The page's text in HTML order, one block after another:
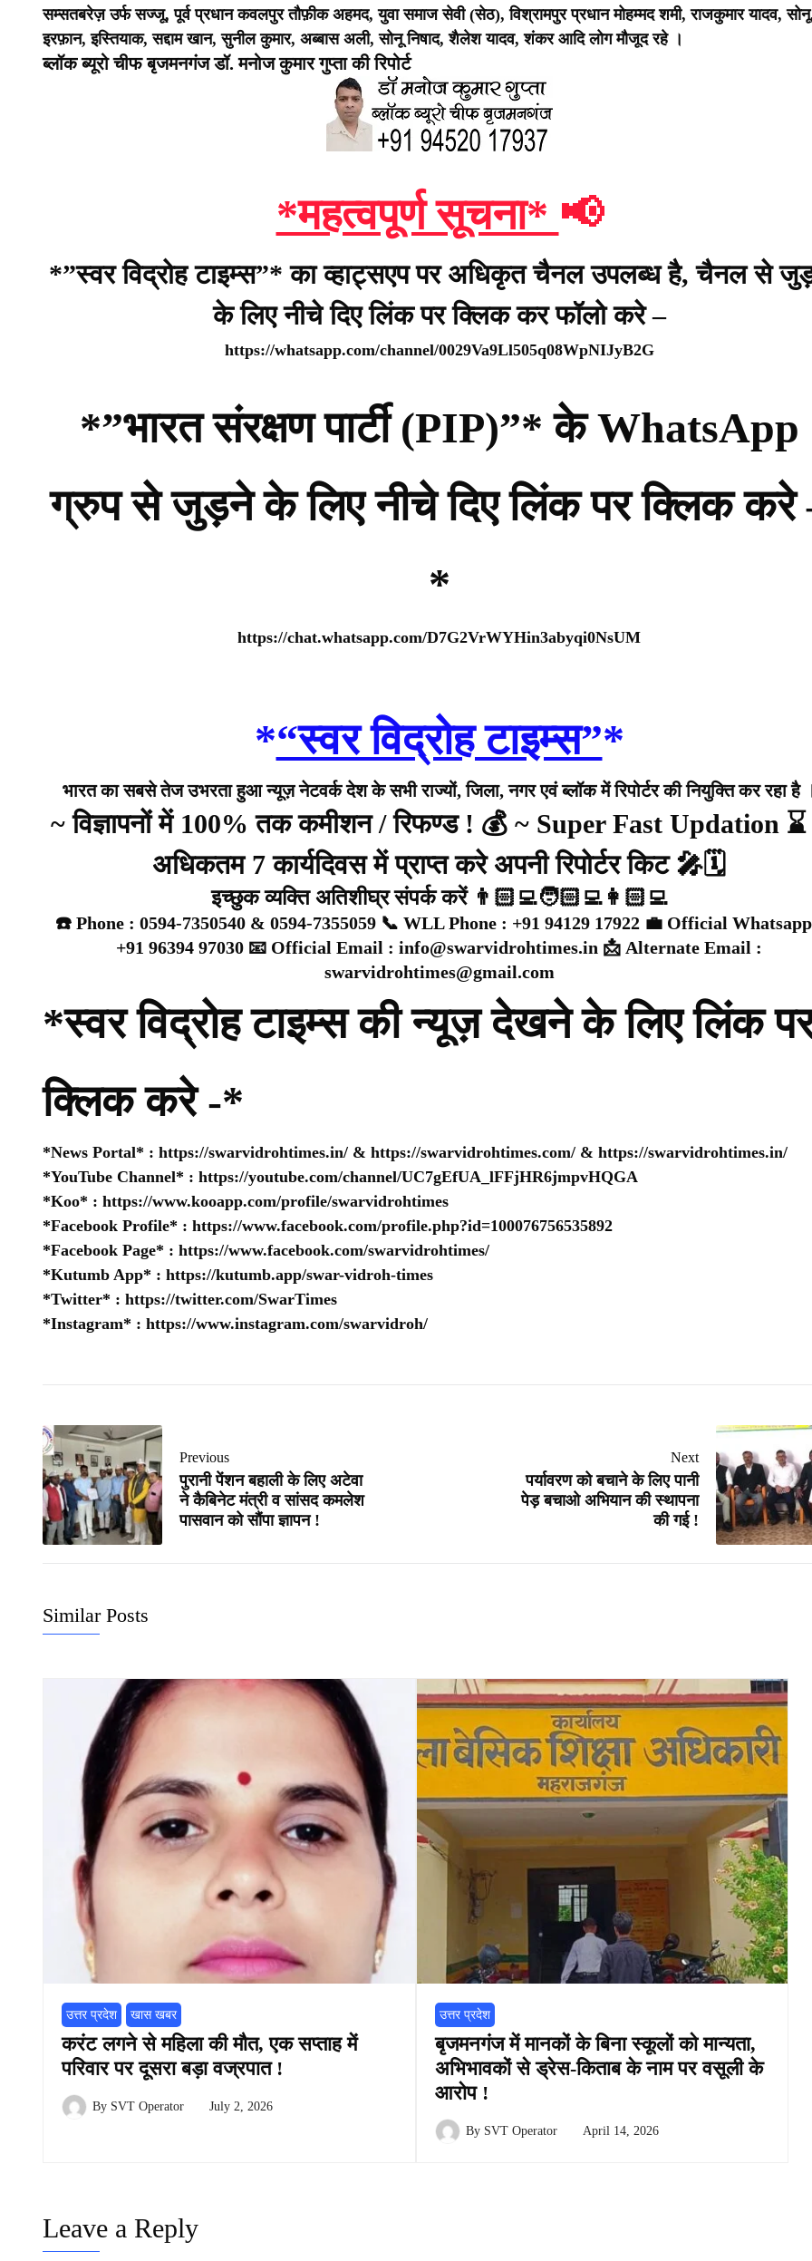
सम्सतबरेज़ उर्फ सज्जू, पूर्व प्रधान कवलपुरतौफ़ीक अहमद, युवा समाज सेवी (सेठ), विश्रामपुर प्रधान मोहम्मद शमी, राजकुमार यादव,
इरफ़ान, इस्तियाक, सद्दाम खान, सुनील कुमार, अब्बास अली, सोनू निषाद, शैलेश यादव, शंकर आदि लोग मौजूद रहे ।
ब्लॉक ब्यूरो चीफ बृजमनगंज डॉ. मनोज कुमार गुप्ता की रिपोर्ट
*महत्वपूर्ण सूचना* 📢
*”स्वर विद्रोह टाइम्स”* का व्हाट्सएप पर अधिकृत चैनल उपलब्ध है, चैनल से
के लिए नीचे दिए लिंक पर क्लिक कर फॉलो करे –
https://whatsapp.com/channel/0029Va9Ll505q08WpNIJyB2G
*”भारत संरक्षण पार्टी (PIP)”* के WhatsApp
ग्रुप से जुड़ने के लिए नीचे दिए लिंक पर क्लिक करे
*
https://chat.whatsapp.com/D7G2VrWYHin3abyqi0NsUM
*“स्वर विद्रोह टाइम्स”*
भारत का सबसे तेज उभरता हुआ न्यूज़ नेटवर्क देश के सभी राज्यों, जिला, नगर एवं ब्लॉक में रिपोर्टर की नियुक्ति कर रहा है
~ विज्ञापनों में 100% तक कमीशन / रिफण्ड ! 💰 ~ Super Fast Updation
अधिकतम 7 कार्यदिवस में प्राप्त करे अपनी रिपोर्टर किट 🎤🗓️
इच्छुक व्यक्ति अतिशीघ्र संपर्क करें 👨🏻‍💻🧑🏻‍💻👩🏻‍💻
☎️ Phone : 0594-7350540 & 0594-7355059 📞 WLL Phone : +91 94129 17922 💼 Official
+91 96394 97030 📧 Official Email : info@swarvidrohtimes.in 📩 Alternate Email :
swarvidrohtimes@gmail.com
*स्वर विद्रोह टाइम्स की न्यूज़ देखने के लिए लिंक
क्लिक करे -*
*News Portal* : https://swarvidrohtimes.in/ & https://swarvidrohtimes.com/ & https://swarvidrohtimes.in/
*YouTube Channel* : https://youtube.com/channel/UC7gEfUA_lFFjHR6jmpvHQGA
*Koo* : https://www.kooapp.com/profile/swarvidrohtimes
*Facebook Profile* : https://www.facebook.com/profile.php?id=100076756535892
*Facebook Page* : https://www.facebook.com/swarvidrohtimes/
*Kutumb App* : https://kutumb.app/swar-vidroh-times
*Twitter* : https://twitter.com/SwarTimes
*Instagram* : https://www.instagram.com/swarvidroh/
Previous
पुरानी पेंशन बहाली के लिए अटेवा
ने कैबिनेट मंत्री व सांसद कमलेश
पासवान को सौंपा ज्ञापन !
Next
पर्यावरण को बचाने के लिए पानी
पेड़ बचाओ अभियान की स्थापना
की गई !
Similar Posts
उत्तर प्रदेश खास खबर
करंट लगने से महिला की मौत, एक सप्ताह में
परिवार पर दूसरा बड़ा वज्रपात !
By SVT Operator July 2, 2026
उत्तर प्रदेश
बृजमनगंज में मानकों के बिना स्कूलों को मान्यता,
अभिभावकों से ड्रेस-किताब के नाम पर वसूली के
आरोप !
By SVT Operator April 14, 2026
Leave a Reply